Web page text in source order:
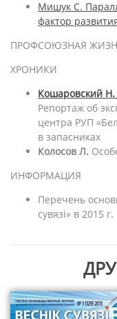
Мишук С.
фактор
ПРОФСОЮЗНАЯ
ХРОНИКИ
Кошаровский Н.
Репортаж об
центра РУП
в запасниках
Колосов Л.
ИНФОРМАЦИЯ
Перечень
сувязi» в 2015 г.